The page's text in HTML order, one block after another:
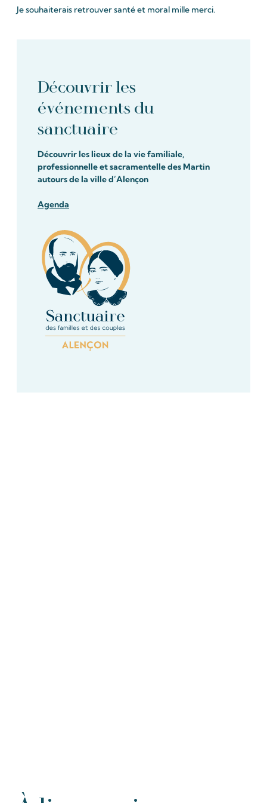
Je souhaiterais retrouver santé et moral mille merci.
Découvrir les
événements du
sanctuaire
Découvrir les lieux de la vie familiale,
professionnelle et sacramentelle des Martin
autours de la ville d’Alençon
Agenda